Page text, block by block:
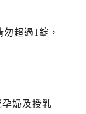
超過1錠，
婦及授乳